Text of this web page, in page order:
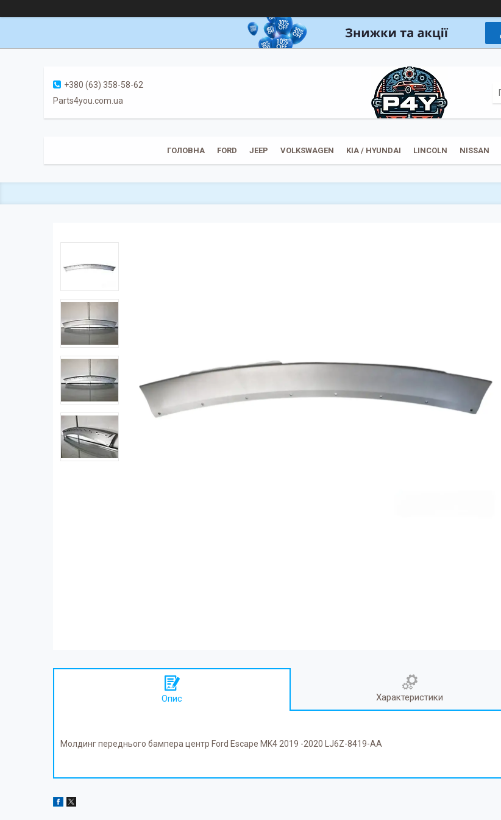
+380 (63) 358-58-62
Parts4you.com.ua
ГОЛОВНА FORD JEEP VOLKSWAGEN KIA / HYUNDAI LINCOLN NISSAN
Опис Характеристики
Молдинг переднього бампера центр Ford Escape MK4 2019 -2020 LJ6Z-8419-AA